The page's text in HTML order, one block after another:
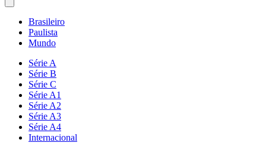
Brasileiro
Paulista
Mundo
Série A
Série B
Série C
Série A1
Série A2
Série A3
Série A4
Internacional